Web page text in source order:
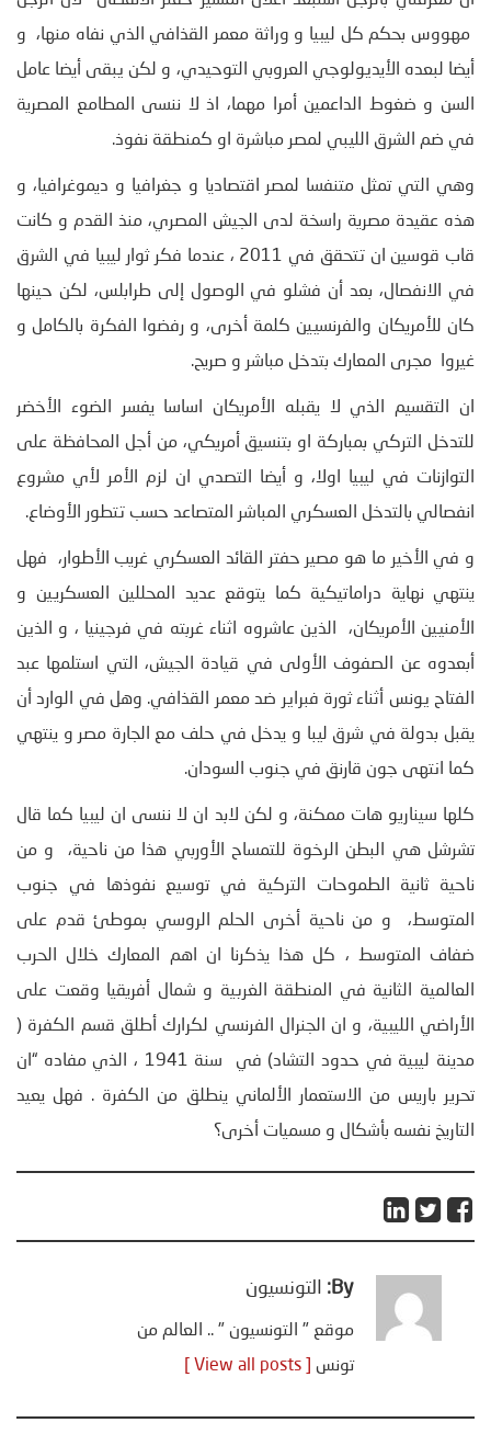
مهووس بحكم كل ليبيا و وراثة معمر القذافي الذي نفاه منها، و
أيضا لبعده الأيديولوجي العروبي التوحيدي، و لكن يبقى أيضا عامل
السن و ضغوط الداعمين أمرا مهما، اذ لا ننسى المطامع المصرية
في ضم الشرق الليبي لمصر مباشرة او كمنطقة نفوذ.
وهي التي تمثل متنفسا لمصر اقتصاديا و جغرافيا و ديموغرافيا، و
هذه عقيدة مصرية راسخة لدى الجيش المصري، منذ القدم و كانت
قاب قوسين ان تتحقق في 2011 ، عندما فكر ثوار ليبيا في الشرق
في الانفصال، بعد أن فشلو في الوصول إلى طرابلس، لكن حينها
كان للأمريكان والفرنسيين كلمة أخرى، و رفضوا الفكرة بالكامل و
غيروا مجرى المعارك بتدخل مباشر و صريح.
ان التقسيم الذي لا يقبله الأمريكان اساسا يفسر الضوء الأخضر
للتدخل التركي بمباركة او بتنسيق أمريكي، من أجل المحافظة على
التوازنات في ليبيا اولا، و أيضا التصدي ان لزم الأمر لأي مشروع
انفصالي بالتدخل العسكري المباشر المتصاعد حسب تتطور الأوضاع.
و في الأخير ما هو مصير حفتر القائد العسكري غريب الأطوار، فهل
ينتهي نهاية دراماتيكية كما يتوقع عديد المحللين العسكريين و
الأمنيين الأمريكان، الذين عاشروه اثناء غربته في فرجينيا ، و الذين
أبعدوه عن الصفوف الأولى في قيادة الجيش، التي استلمها عبد
الفتاح يونس أثناء ثورة فبراير ضد معمر القذافي. وهل في الوارد أن
يقبل بدولة في شرق ليبا و يدخل في حلف مع الجارة مصر و ينتهي
كما انتهى جون قارنق في جنوب السودان.
كلها سيناريو هات ممكنة، و لكن لابد ان لا ننسى ان ليبيا كما قال
تشرشل هي البطن الرخوة للتمساح الأوربي هذا من ناحية، و من
ناحية ثانية الطموحات التركية في توسيع نفوذها في جنوب
المتوسط، و من ناحية أخرى الحلم الروسي بموطئ قدم على
ضفاف المتوسط ، كل هذا يذكرنا ان اهم المعارك خلال الحرب
العالمية الثانية في المنطقة الغربية و شمال أفريقيا وقعت على
الأراضي الليبية، و ان الجنرال الفرنسي لكرارك أطلق قسم الكفرة (
مدينة ليبية في حدود التشاد) في سنة 1941 ، الذي مفاده “ان
تحرير باريس من الاستعمار الألماني ينطلق من الكفرة . فهل يعيد
التاريخ نفسه بأشكال و مسميات أخرى؟
By: التونسيون
موقع " التونسيون " .. العالم من
تونس